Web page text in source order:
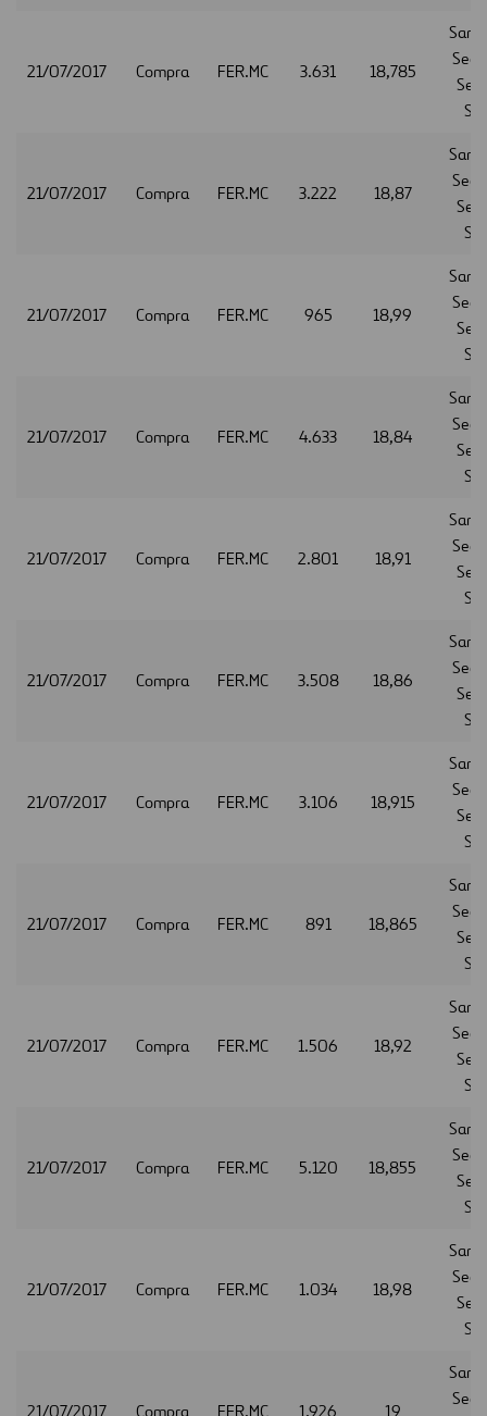
21/07/2017 Compra FER.MC 3.631 18,785
21/07/2017 Compra FER.MC 3.222 18,87
21/07/2017 Compra FER.MC 965 18,99
21/07/2017 Compra FER.MC 4.633 18,84
21/07/2017 Compra FER.MC 2.801 18,91
21/07/2017 Compra FER.MC 3.508 18,86
21/07/2017 Compra FER.MC 3.106 18,915
21/07/2017 Compra FER.MC 891 18,865
21/07/2017 Compra FER.MC 1.506 18,92
21/07/2017 Compra FER.MC 5.120 18,855
21/07/2017 Compra FER.MC 1.034 18,98
21/07/2017 Compra FER.MC 1.926 19